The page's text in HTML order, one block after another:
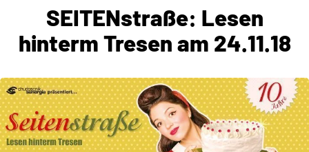
SEITENstraße: Lesen
hinterm Tresen am 24.11.18